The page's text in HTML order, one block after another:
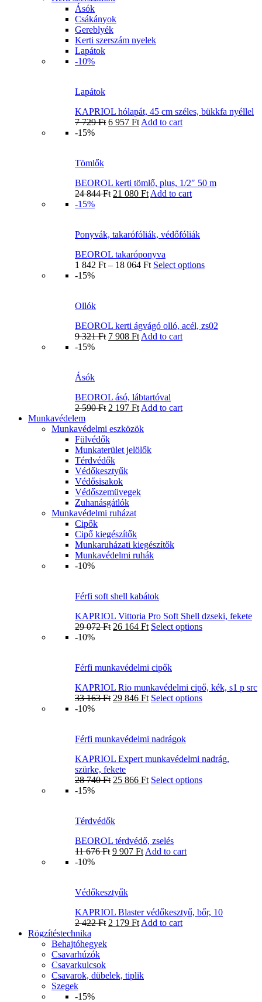
Ásók
Csákányok
Gereblyék
Kerti szerszám nyelek
Lapátok
-10%
Lapátok
KAPRIOL hólapát, 45 cm széles, bükkfa nyéllel
7 729Ft 6 957 Ft Add to cart
-15%
Tömlők
BEOROL kerti tömlő, plus, 1/2″ 50 m
24 844Ft 21 080 Ft Add to cart
-15%
Ponyvák, takarófóliák, védőfóliák
BEOROL takaróponyva
1 842 Ft – 18 064 Ft Select options
-15%
Ollók
BEOROL kerti ágvágó olló, acél, zs02
9 321Ft 7 908 Ft Add to cart
-15%
Ásók
BEOROL ásó, lábtartóval
2 590Ft 2 197 Ft Add to cart
Munkavédelem
Munkavédelmi eszközök
Fülvédők
Munkaterület jelölők
Térdvédők
Védőkesztyűk
Védősisakok
Védőszemüvegek
Zuhanásgátlók
Munkavédelmi ruházat
Cipők
Cipő kiegészítők
Munkaruházati kiegészítők
Munkavédelmi ruhák
-10%
Férfi soft shell kabátok
KAPRIOL Vittoria Pro Soft Shell dzseki, fekete
29 072Ft 26 164 Ft Select options
-10%
Férfi munkavédelmi cipők
KAPRIOL Rio munkavédelmi cipő, kék, s1 p src
33 163Ft 29 846 Ft Select options
-10%
Férfi munkavédelmi nadrágok
KAPRIOL Expert munkavédelmi nadrág,
szürke, fekete
28 740Ft 25 866 Ft Select options
-15%
Térdvédők
BEOROL térdvédő, zselés
11 676Ft 9 907 Ft Add to cart
-10%
Védőkesztyűk
KAPRIOL Blaster védőkesztyű, bőr, 10
2 422Ft 2 179 Ft Add to cart
Rögzítéstechnika
Behajtóhegyek
Csavarhúzók
Csavarkulcsok
Csavarok, dübelek, tiplik
Szegek
-15%